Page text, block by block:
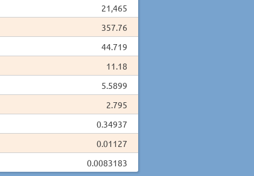
21,465
357.76
44.719
11.18
5.5899
2.795
0.34937
0.01127
0.0083183